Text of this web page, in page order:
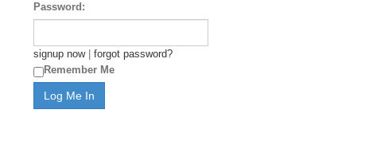
Password:
signup now| forgot password?
Remember Me